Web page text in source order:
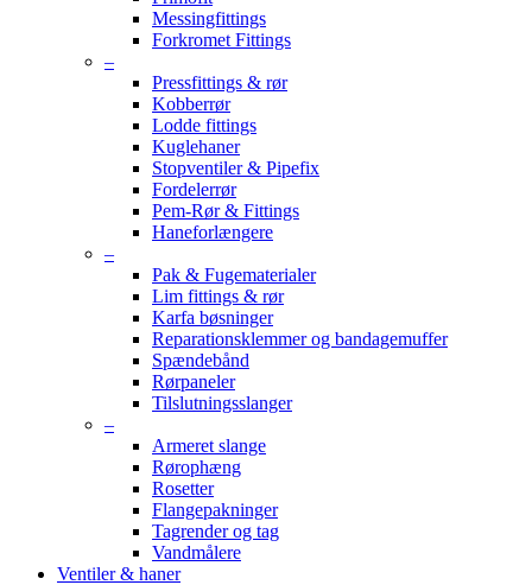
Messingfittings
Forkromet Fittings
–
Pressfittings & rør
Kobberrør
Lodde fittings
Kuglehaner
Stopventiler & Pipefix
Fordelerrør
Pem-Rør & Fittings
Haneforlængere
–
Pak & Fugematerialer
Lim fittings & rør
Karfa bøsninger
Reparationsklemmer og bandagemuffer
Spændebånd
Rørpaneler
Tilslutningsslanger
–
Armeret slange
Rørophæng
Rosetter
Flangepakninger
Tagrender og tag
Vandmålere
Ventiler & haner